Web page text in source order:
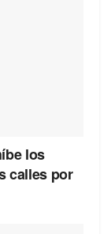
los
calles por